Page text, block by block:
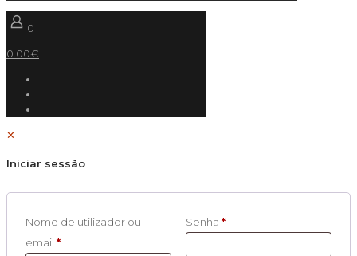
0
0.00€
✕
Iniciar sessão
Nome de utilizador ou
email *
Senha *